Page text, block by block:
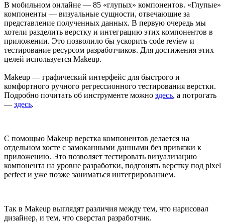
В мобильном онлайне — 85 «глупых» компонентов. «Глупые»
компоненты — визуальные сущности, отвечающие за
представление полученных данных. В первую очередь мы
хотели разделить верстку и интеграцию этих компонентов в
приложении. Это позволило бы ускорить code review и
тестирование ресурсом разработчиков. Для достижения этих
целей используется Makeup.
Makeup — графический интерфейс для быстрого и
комфортного ручного регрессионного тестирования верстки.
Подробно почитать об инструменте можно здесь, а потрогать
— здесь.
С помощью Makeup верстка компонентов делается на
отдельном хосте с замоканными данными без привязки к
приложению. Это позволяет тестировать визуализацию
компонента на уровне разработки, подгонять верстку под pixel
perfect и уже позже заниматься интегрированием.
Так в Makeup выглядят различия между тем, что нарисовал
дизайнер, и тем, что сверстал разработчик.